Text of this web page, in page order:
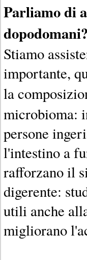
Parliamo di
dopodomani?
Stiamo
importante,
la
microbioma:
persone
l'intestino a
rafforzano il
digerente:
utili anche
migliorano